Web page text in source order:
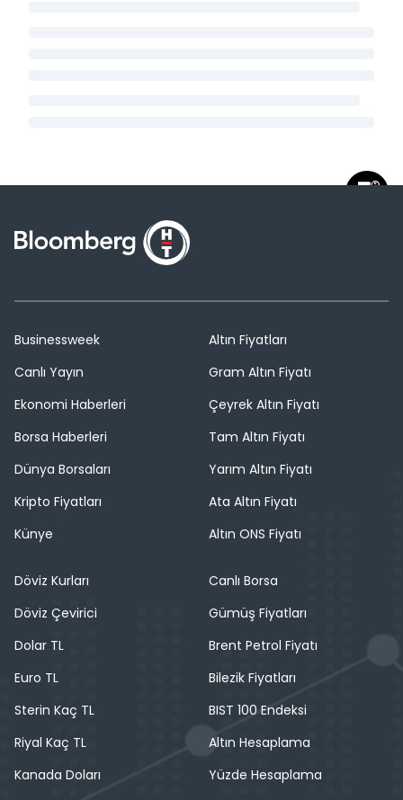
Businessweek
Canlı Yayın
Ekonomi Haberleri
Borsa Haberleri
Dünya Borsaları
Kripto Fiyatları
Künye
Altın Fiyatları
Gram Altın Fiyatı
Çeyrek Altın Fiyatı
Tam Altın Fiyatı
Yarım Altın Fiyatı
Ata Altın Fiyatı
Altın ONS Fiyatı
Döviz Kurları
Döviz Çevirici
Dolar TL
Euro TL
Sterin Kaç TL
Riyal Kaç TL
Kanada Doları
Canlı Borsa
Gümüş Fiyatları
Brent Petrol Fiyatı
Bilezik Fiyatları
BIST 100 Endeksi
Altın Hesaplama
Yüzde Hesaplama